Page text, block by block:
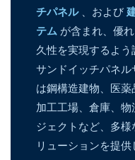
チパネル
、および
テム が含まれ、優
久性を実現するよ
サンドイッチパネ
は鋼構造建物、医
加工工場、倉庫、
ジェクトなど、多
リューションを提供